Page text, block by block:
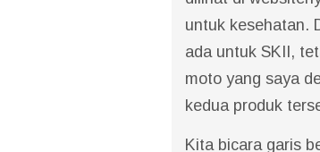
untuk kesehatan.
ada untuk SKII,
moto yang saya
kedua produk
Kita bicara garis